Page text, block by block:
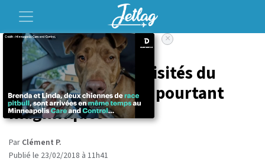
Accueil Voyage
10 pays les moins visités du
monde, et qui sont pourtant
magnifiques
Par Clément P.
Publié le 23/02/2018 à 11h41
×